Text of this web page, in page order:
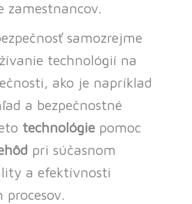
zamestnancov.
samozrejme
technológií na
ako je napríklad
a bezpečnostné
technológie pomoc
pri súčasnom
a efektívnosti
procesov.